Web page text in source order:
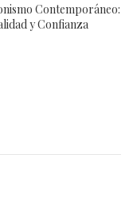
Contemporáneo:
y Confianza